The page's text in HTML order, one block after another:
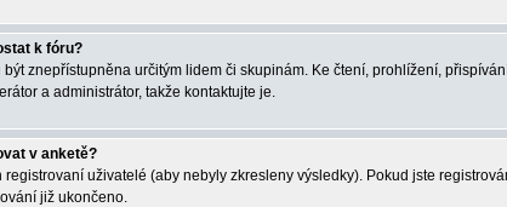
k fóru?
být znepřístupněna určitým lidem či skupinám. Ke čtení, prohlížení,
a administrátor, takže kontaktujte je.
v anketě?
registrovaní uživatelé (aby nebyly zkresleny výsledky). Pokud jste
již ukončeno.